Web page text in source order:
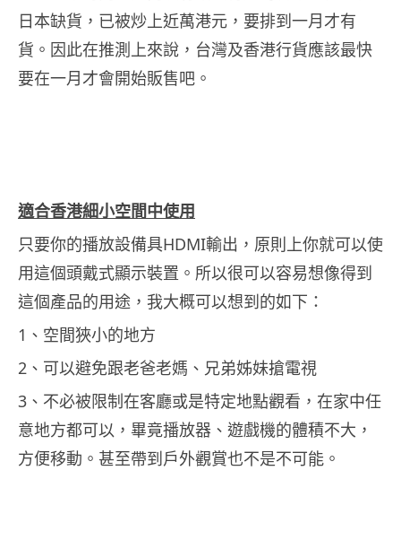
日本缺貨，已被炒上近萬港元，要排到一月才有
貨。因此在推測上來說，台灣及香港行貨應該最快
要在一月才會開始販售吧。
適合香港細小空間中使用
只要你的播放設備具HDMI輸出，原則上你就可以使
用這個頭戴式顯示裝置。所以很可以容易想像得到
這個產品的用途，我大概可以想到的如下：
1、空間狹小的地方
2、可以避免跟老爸老媽、兄弟姊妹搶電視
3、不必被限制在客廳或是特定地點觀看，在家中任
意地方都可以，畢竟播放器、遊戲機的體積不大，
方便移動。甚至帶到戶外觀賞也不是不可能。